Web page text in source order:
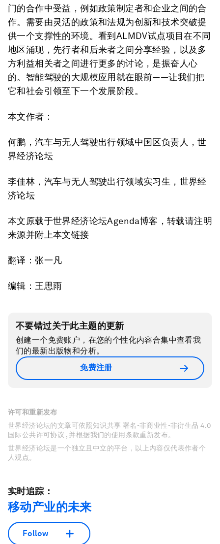
门的合作中受益，例如政策制定者和企业之间的合
作。需要由灵活的政策和法规为创新和技术突破提
供一个支撑性的环境。看到ALMDV试点项目在不同
地区涌现，先行者和后来者之间分享经验，以及多
方利益相关者之间进行更多的讨论，是振奋人心
的。智能驾驶的大规模应用就在眼前——让我们把
它和社会引领至下一个发展阶段。
本文作者：
何鹏，汽车与无人驾驶出行领域中国区负责人，世
界经济论坛
李佳林，汽车与无人驾驶出行领域实习生，世界经
济论坛
本文原载于世界经济论坛Agenda博客，转载请注明
来源并附上本文链接
翻译：张一凡
编辑：王思雨
不要错过关于此主题的更新
创建一个免费账户，在您的个性化内容合集中查看我
们的最新出版物和分析。
免费注册
许可和重新发布
世界经济论坛的文章可依照知识共享 署名-非商业性-非衍生品 4.0
国际公共许可协议 , 并根据我们的使用条款重新发布。
世界经济论坛是一个独立且中立的平台，以上内容仅代表作者个
人观点。
实时追踪：
移动产业的未来
Follow